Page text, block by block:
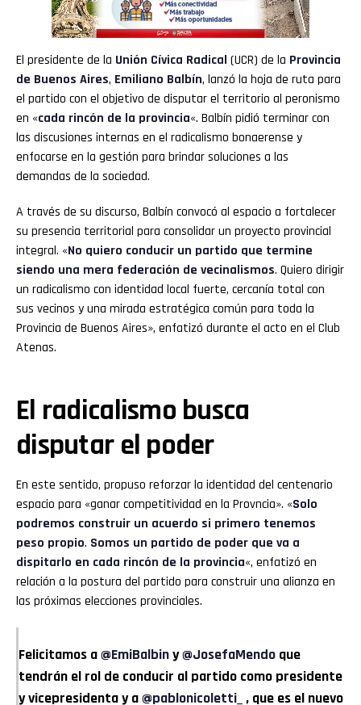
El presidente de la Unión Cívica Radical (UCR) de la Provincia
de Buenos Aires, Emiliano Balbín, lanzó la hoja de ruta para
el partido con el objetivo de disputar el territorio al peronismo
en «cada rincón de la provincia«. Balbín pidió terminar con
las discusiones internas en el radicalismo bonaerense y
enfocarse en la gestión para brindar soluciones a las
demandas de la sociedad.
A través de su discurso, Balbín convocó al espacio a fortalecer
su presencia territorial para consolidar un proyecto provincial
integral. «No quiero conducir un partido que termine
siendo una mera federación de vecinalismos. Quiero dirigir
un radicalismo con identidad local fuerte, cercanía total con
sus vecinos y una mirada estratégica común para toda la
Provincia de Buenos Aires», enfatizó durante el acto en el Club
Atenas.
El radicalismo busca
disputar el poder
En este sentido, propuso reforzar la identidad del centenario
espacio para «ganar competitividad en la Provncia». «Solo
podremos construir un acuerdo si primero tenemos
peso propio. Somos un partido de poder que va a
dispitarlo en cada rincón de la provincia«, enfatizó en
relación a la postura del partido para construir una alianza en
las próximas elecciones provinciales.
Felicitamos a@EmiBalbiny@JosefaMendo que
tendrán el rol de conducir al partido como presidente
y vicepresidenta y a@pablonicoletti_ , que es el nuevo